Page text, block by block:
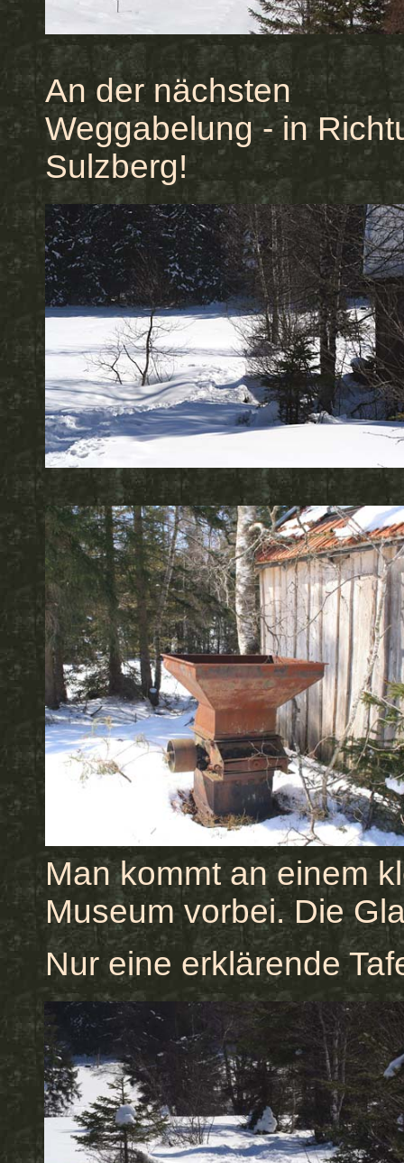
An der nächsten
Weggabelung - in
Sulzberg!
Man kommt an einem
Museum vorbei. Die
Nur eine erklärende